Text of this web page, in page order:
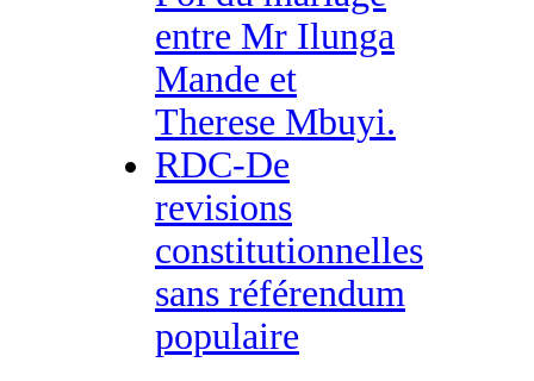
entre Mr Ilunga
Mande et
Therese Mbuyi.
RDC-De
revisions
constitutionnelles
sans référendum
populaire